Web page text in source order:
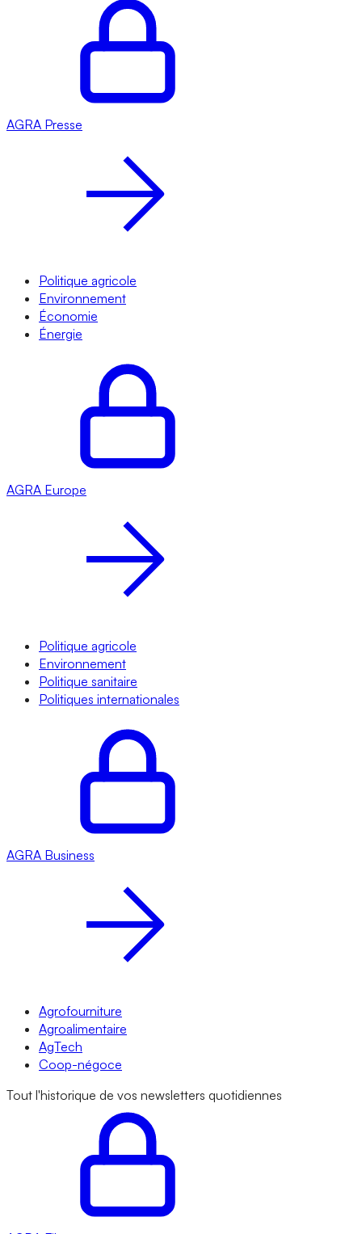
AGRA Presse
Politique agricole
Environnement
Économie
Énergie
AGRA Europe
Politique agricole
Environnement
Politique sanitaire
Politiques internationales
AGRA Business
Agrofourniture
Agroalimentaire
AgTech
Coop-négoce
Tout l'historique de vos newsletters quotidiennes